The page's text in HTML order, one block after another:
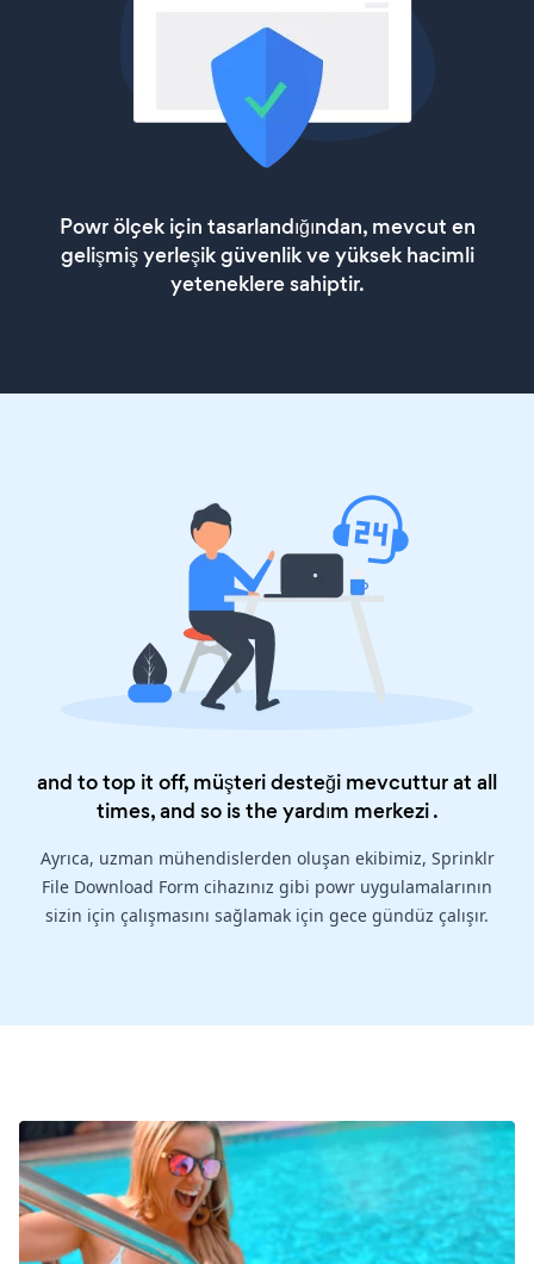
Powr ölçek için tasarlandığından, mevcut en
gelişmiş yerleşik güvenlik ve yüksek hacimli
yeteneklere sahiptir.
and to top it off, müşteri desteği mevcuttur at all
times, and so is theyardım merkezi.
Ayrıca, uzman mühendislerden oluşan ekibimiz, Sprinklr
File Download Form cihazınız gibi powr uygulamalarının
sizin için çalışmasını sağlamak için gece gündüz çalışır.